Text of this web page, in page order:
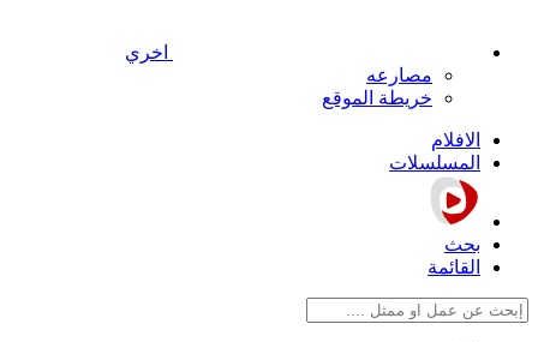
اخري
مصارعه
خريطة الموقع
الافلام
المسلسلات
بحث
القائمة